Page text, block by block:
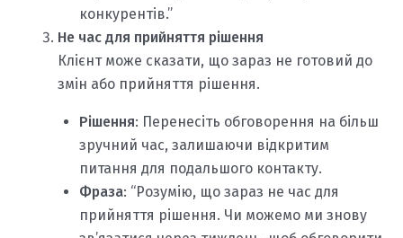
конкурентів.”
Не час для прийняття рішення
Клієнт може сказати, що зараз не готовий до
змін або прийняття рішення.
Рішення: Перенесіть обговорення на більш
зручний час, залишаючи відкритим
питання для подальшого контакту.
Фраза: “Розумію, що зараз не час для
прийняття рішення. Чи можемо ми знову